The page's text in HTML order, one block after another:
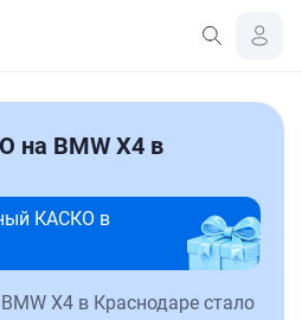
на BMW X4 в
КАСКО в
X4 в Краснодаре стало